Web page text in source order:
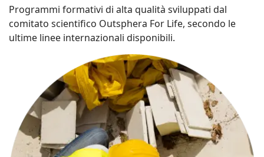
Programmi formativi di alta qualità sviluppati dal
comitato scientifico Outsphera For Life, secondo le
ultime linee internazionali disponibili.